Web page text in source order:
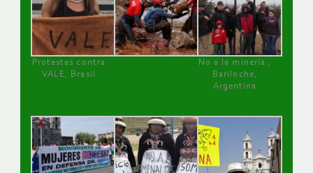
Protestas contra
VALE, Brasil
No a la minería ,
Bariloche,
Argentina